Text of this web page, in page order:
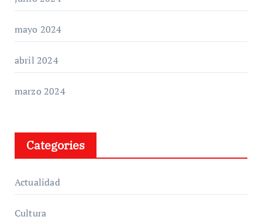
mayo 2024
abril 2024
marzo 2024
Categories
Actualidad
Cultura